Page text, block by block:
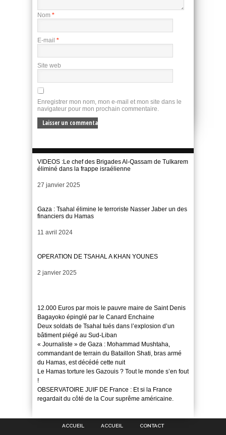
Nom *
E-mail *
Site web
Enregistrer mon nom, mon e-mail et mon site dans le
navigateur pour mon prochain commentaire.
VIDEOS :Le chef des Brigades Al-Qassam de Tulkarem
éliminé dans la frappe israélienne
Date
27 janvier 2025
Gaza : Tsahal élimine le terroriste Nasser Jaber un des
financiers du Hamas
Date
11 avril 2024
OPERATION DE TSAHAL A KHAN YOUNES
Date
2 janvier 2025
12.000 Euros par mois le pauvre maire de Saint Denis
Bagayoko épinglé par le Canard Enchaine
Deux soldats de Tsahal tués dans l’explosion d’un
bâtiment piégé au Sud-Liban
« Journaliste » de Gaza : Mohammad Mushtaha,
commandant de terrain du Bataillon Shati, bras armé
du Hamas, est décédé cette nuit
Le Hamas torture les Gazouis ? Tout le monde s’en fout
!
OBSERVATOIRE JUIF DE France : Et si la France
regardait du côté de la Cour suprême américaine.
ACCUEIL ACCUEIL CONTACT